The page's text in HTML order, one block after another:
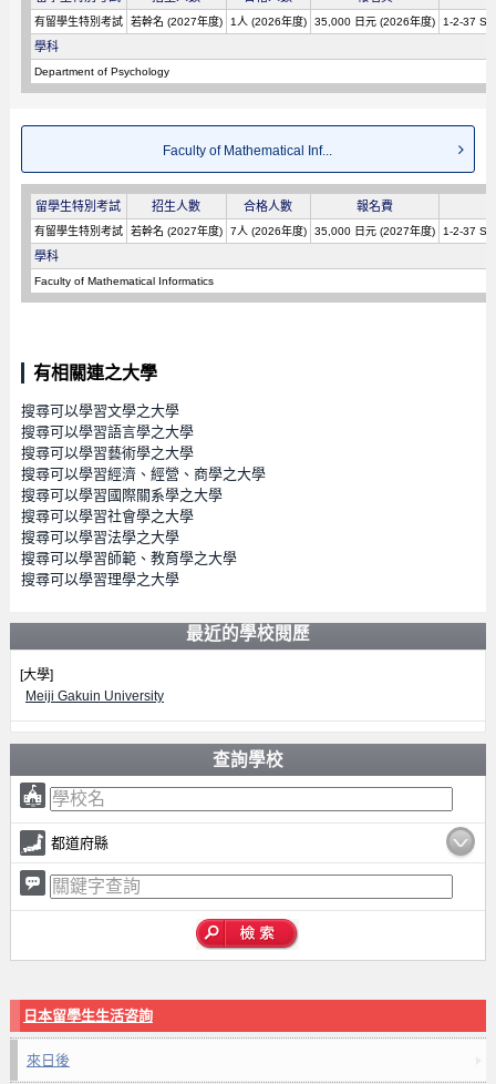
有留學生特別考試 若幹名 (2027年度) 1人 (2026年度) 35,000 日元 (2026年度) 1-2-37
學科
Department of Psychology
Faculty of Mathematical Inf...
留學生特別考試 招生人數 合格人數 報名費
有留學生特別考試 若幹名 (2027年度) 7人 (2026年度) 35,000 日元 (2027年度) 1-2-37
學科
Faculty of Mathematical Informatics
有相關連之大學
搜尋可以學習文學之大學
搜尋可以學習語言學之大學
搜尋可以學習藝術學之大學
搜尋可以學習經濟、經營、商學之大學
搜尋可以學習國際關系學之大學
搜尋可以學習社會學之大學
搜尋可以學習法學之大學
搜尋可以學習師範、教育學之大學
搜尋可以學習理學之大學
最近的學校閱歷
[大學]
Meiji Gakuin University
查詢學校
都道府縣
日本留學生生活咨詢
來日後